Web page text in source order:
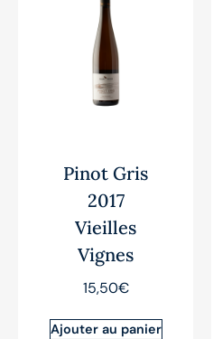
Pinot Gris
2017
Vieilles
Vignes
15,50€
Ajouter au panier